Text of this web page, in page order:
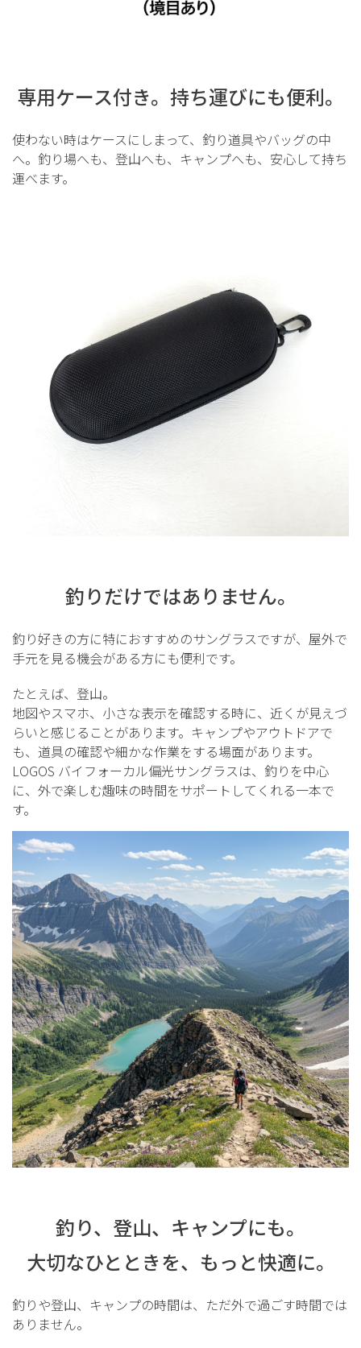
専用ケース付き。持ち運びにも便利。
使わない時はケースにしまって、釣り道具やバッグの中
へ。釣り場へも、登山へも、キャンプへも、安心して持ち
運べます。
釣りだけではありません。
釣り好きの方に特におすすめのサングラスですが、屋外で
手元を見る機会がある方にも便利です。
たとえば、登山。
地図やスマホ、小さな表示を確認する時に、近くが見えづ
らいと感じることがあります。キャンプやアウトドアで
も、道具の確認や細かな作業をする場面があります。
LOGOS バイフォーカル偏光サングラスは、釣りを中心
に、外で楽しむ趣味の時間をサポートしてくれる一本で
す。
釣り、登山、キャンプにも。
大切なひとときを、もっと快適に。
釣りや登山、キャンプの時間は、ただ外で過ごす時間では
ありません。
キーワードで探す
(空白文字)を入れて検索できます。
グレー」と入力
価格帯で絞り込む（税抜価格）